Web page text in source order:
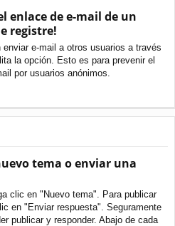
enlace de e-mail de un
registre!
e-mail a otros usuarios a través
la opción. Esto es para prevenir el
por usuarios anónimos.
tema o enviar una
clic en "Nuevo tema". Para publicar
en "Enviar respuesta". Seguramente
publicar y responder. Abajo de cada